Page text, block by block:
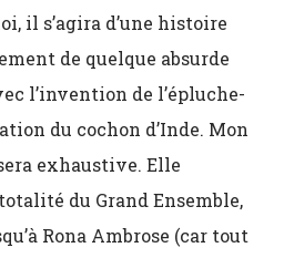
il s’agira d’une histoire
de quelque absurde
l’invention de l’épluche-
du cochon d’Inde. Mon
exhaustive. Elle
du Grand Ensemble,
Rona Ambrose (car tout